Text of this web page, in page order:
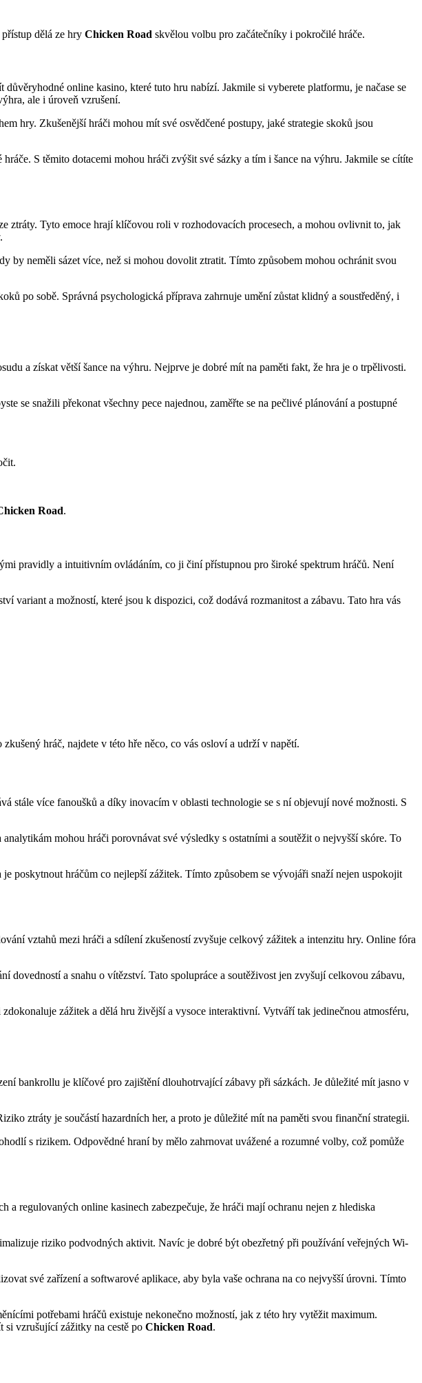
dělá ze hry Chicken Road skvělou volbu pro začátečníky i pokročilé hráče.
důvěryhodné online kasino, které tuto hru nabízí. Jakmile si vyberete platformu, je načase se
ale i úroveň vzrušení.
hry. Zkušenější hráči mohou mít své osvědčené postupy, jaké strategie skoků jsou
S těmito dotacemi mohou hráči zvýšit své sázky a tím i šance na výhru. Jakmile se cítíte
ztráty. Tyto emoce hrají klíčovou roli v rozhodovacích procesech, a mohou ovlivnit to, jak
neměli sázet více, než si mohou dovolit ztratit. Tímto způsobem mohou ochránit svou
po sobě. Správná psychologická příprava zahrnuje umění zůstat klidný a soustředěný, i
a získat větší šance na výhru. Nejprve je dobré mít na paměti fakt, že hra je o trpělivosti.
se snažili překonat všechny pece najednou, zaměřte se na pečlivé plánování a postupné
Road.
pravidly a intuitivním ovládáním, co ji činí přístupnou pro široké spektrum hráčů. Není
variant a možností, které jsou k dispozici, což dodává rozmanitost a zábavu. Tato hra vás
hráč, najdete v této hře něco, co vás osloví a udrží v napětí.
stále více fanoušků a díky inovacím v oblasti technologie se s ní objevují nové možnosti. S
mohou hráči porovnávat své výsledky s ostatními a soutěžit o nejvyšší skóre. To
poskytnout hráčům co nejlepší zážitek. Tímto způsobem se vývojáři snaží nejen uspokojit
vztahů mezi hráči a sdílení zkušeností zvyšuje celkový zážitek a intenzitu hry. Online fóra
dovedností a snahu o vítězství. Tato spolupráce a soutěživost jen zvyšují celkovou zábavu,
zážitek a dělá hru živější a vysoce interaktivní. Vytváří tak jedinečnou atmosféru,
bankrollu je klíčové pro zajištění dlouhotrvající zábavy při sázkách. Je důležité mít jasno v
ztráty je součástí hazardních her, a proto je důležité mít na paměti svou finanční strategii.
s rizikem. Odpovědné hraní by mělo zahrnovat uvážené a rozumné volby, což pomůže
regulovaných online kasinech zabezpečuje, že hráči mají ochranu nejen z hlediska
riziko podvodných aktivit. Navíc je dobré být obezřetný při používání veřejných Wi-
své zařízení a softwarové aplikace, aby byla vaše ochrana na co nejvyšší úrovni. Tímto
potřebami hráčů existuje nekonečno možností, jak z této hry vytěžit maximum.
si vzrušující zážitky na cestě po Chicken Road.